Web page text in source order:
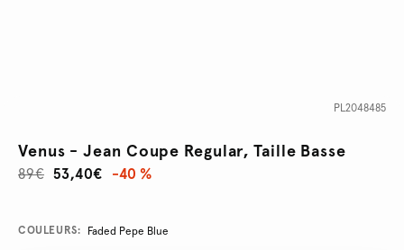
PL2048485
Venus - Jean Coupe Regular, Taille Basse
53,40€
89€ -40 %
Promotions
Variations
COULEURS: Faded Pepe Blue